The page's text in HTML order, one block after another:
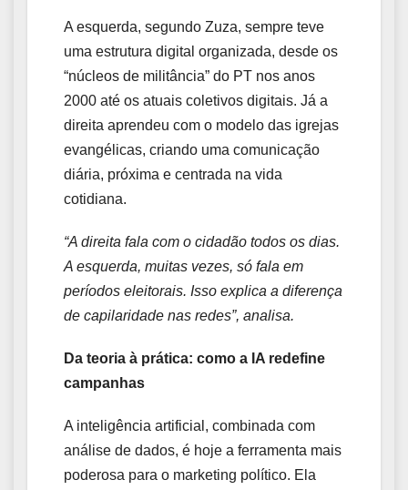
A esquerda, segundo Zuza, sempre teve
uma estrutura digital organizada, desde os
“núcleos de militância” do PT nos anos
2000 até os atuais coletivos digitais. Já a
direita aprendeu com o modelo das igrejas
evangélicas, criando uma comunicação
diária, próxima e centrada na vida
cotidiana.
“A direita fala com o cidadão todos os dias.
A esquerda, muitas vezes, só fala em
períodos eleitorais. Isso explica a diferença
de capilaridade nas redes”, analisa.
Da teoria à prática: como a IA redefine
campanhas
A inteligência artificial, combinada com
análise de dados, é hoje a ferramenta mais
poderosa para o marketing político. Ela